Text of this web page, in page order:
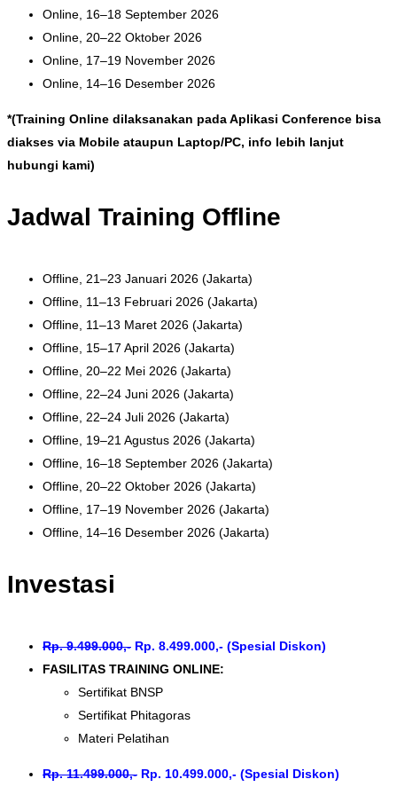
Online, 16–18 September 2026
Online, 20–22 Oktober 2026
Online, 17–19 November 2026
Online, 14–16 Desember 2026
*(Training Online dilaksanakan pada Aplikasi Conference bisa
diakses via Mobile ataupun Laptop/PC, info lebih lanjut
hubungi kami)
Jadwal Training Offline
Offline, 21–23 Januari 2026 (Jakarta)
Offline, 11–13 Februari 2026 (Jakarta)
Offline, 11–13 Maret 2026 (Jakarta)
Offline, 15–17 April 2026 (Jakarta)
Offline, 20–22 Mei 2026 (Jakarta)
Offline, 22–24 Juni 2026 (Jakarta)
Offline, 22–24 Juli 2026 (Jakarta)
Offline, 19–21 Agustus 2026 (Jakarta)
Offline, 16–18 September 2026 (Jakarta)
Offline, 20–22 Oktober 2026 (Jakarta)
Offline, 17–19 November 2026 (Jakarta)
Offline, 14–16 Desember 2026 (Jakarta)
Investasi
Rp. 9.499.000,- Rp. 8.499.000,- (Spesial Diskon)
FASILITAS TRAINING ONLINE:
Sertifikat BNSP
Sertifikat Phitagoras
Materi Pelatihan
Rp. 11.499.000,- Rp. 10.499.000,- (Spesial Diskon)